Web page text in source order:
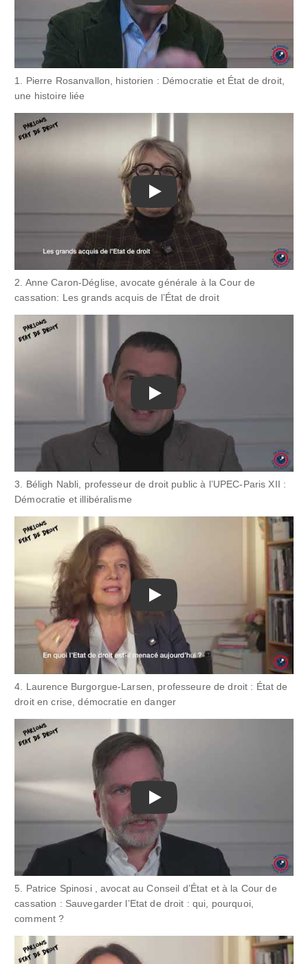
1. Pierre Rosanvallon, historien : Démocratie et État de droit,
une histoire liée
Play
2. Anne Caron-Déglise, avocate générale à la Cour de
cassation: Les grands acquis de l’État de droit
Play
3. Béligh Nabli, professeur de droit public à l’UPEC-Paris XII :
Démocratie et illibéralisme
Play
4. Laurence Burgorgue-Larsen, professeure de droit : État de
droit en crise, démocratie en danger
Play
5. Patrice Spinosi , avocat au Conseil d’État et à la Cour de
cassation : Sauvegarder l’Etat de droit : qui, pourquoi,
comment ?